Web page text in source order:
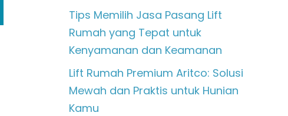
Tips Memilih Jasa Pasang Lift
Rumah yang Tepat untuk
Kenyamanan dan Keamanan
Lift Rumah Premium Aritco: Solusi
Mewah dan Praktis untuk Hunian
Kamu